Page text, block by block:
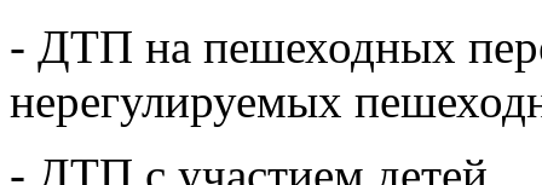
- ДТП на пешеходных
нерегулируемых